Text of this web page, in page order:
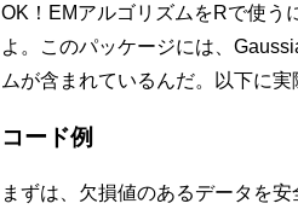
OK！EMアルゴリズムをRで使う
よ。このパッケージには、
ムが含まれているんだ。以下に実
コード例
まずは、欠損値のあるデータを